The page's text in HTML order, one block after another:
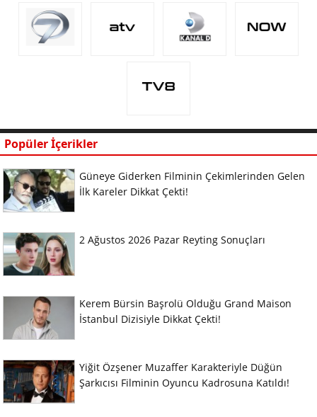
Popüler İçerikler
Güneye Giderken Filminin Çekimlerinden Gelen
İlk Kareler Dikkat Çekti!
2 Ağustos 2026 Pazar Reyting Sonuçları
Kerem Bürsin Başrolü Olduğu Grand Maison
İstanbul Dizisiyle Dikkat Çekti!
Yiğit Özşener Muzaffer Karakteriyle Düğün
Şarkıcısı Filminin Oyuncu Kadrosuna Katıldı!